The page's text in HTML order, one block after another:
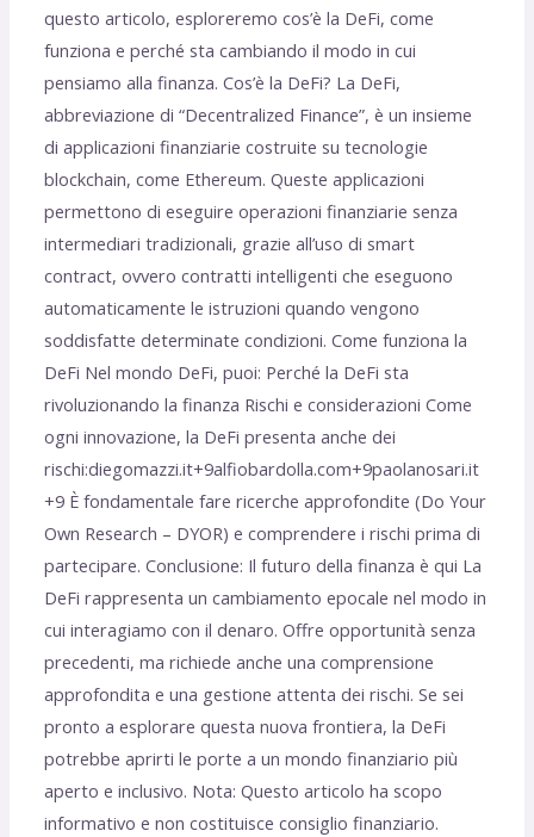
questo articolo, esploreremo cos’è la DeFi, come
funziona e perché sta cambiando il modo in cui
pensiamo alla finanza. Cos’è la DeFi? La DeFi,
abbreviazione di “Decentralized Finance”, è un insieme
di applicazioni finanziarie costruite su tecnologie
blockchain, come Ethereum. Queste applicazioni
permettono di eseguire operazioni finanziarie senza
intermediari tradizionali, grazie all’uso di smart
contract, ovvero contratti intelligenti che eseguono
automaticamente le istruzioni quando vengono
soddisfatte determinate condizioni. Come funziona la
DeFi Nel mondo DeFi, puoi: Perché la DeFi sta
rivoluzionando la finanza Rischi e considerazioni Come
ogni innovazione, la DeFi presenta anche dei
rischi:diegomazzi.it+9alfiobardolla.com+9paolanosari.it
+9 È fondamentale fare ricerche approfondite (Do Your
Own Research – DYOR) e comprendere i rischi prima di
partecipare. Conclusione: Il futuro della finanza è qui La
DeFi rappresenta un cambiamento epocale nel modo in
cui interagiamo con il denaro. Offre opportunità senza
precedenti, ma richiede anche una comprensione
approfondita e una gestione attenta dei rischi. Se sei
pronto a esplorare questa nuova frontiera, la DeFi
potrebbe aprirti le porte a un mondo finanziario più
aperto e inclusivo. Nota: Questo articolo ha scopo
informativo e non costituisce consiglio finanziario.